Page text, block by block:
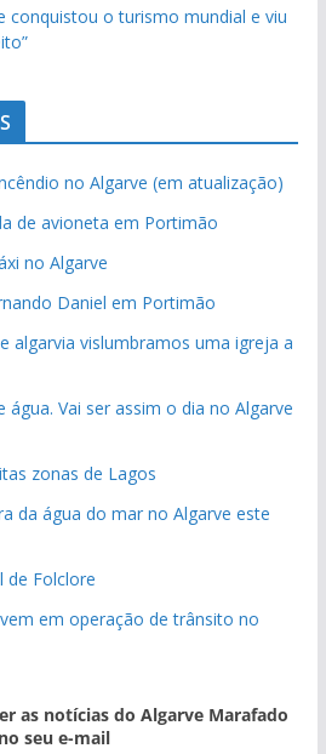
conquistou o turismo mundial e viu
no Algarve (em atualização)
de avioneta em Portimão
no Algarve
Daniel em Portimão
algarvia vislumbramos uma igreja a
Vai ser assim o dia no Algarve
zonas de Lagos
da água do mar no Algarve este
de Folclore
em operação de trânsito no
as notícias do Algarve Marafado
no seu e-mail